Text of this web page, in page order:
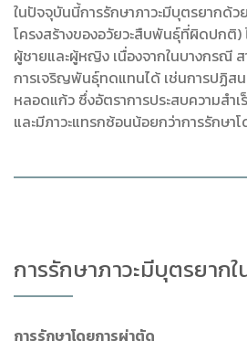
ในปัจจุบันนี้การรักษาภาวะมีบุตรยากด้
โครงสร้างของอวัยวะสืบพันธุ์ที่ผิดปกติ)
ผู้ชายและผู้หญิง เนื่องจากในบางกรณี ส
การเจริญพันธุ์ทดแทนได้ เช่นการปฏิส
หลอดแก้ว ซึ่งอัตราการประสบความสำเ
และมีภาวะแทรกซ้อนน้อยกว่าการรักษา
การรักษาภาวะมีบุตรยาก
การรักษาโดยการผ่าตัด